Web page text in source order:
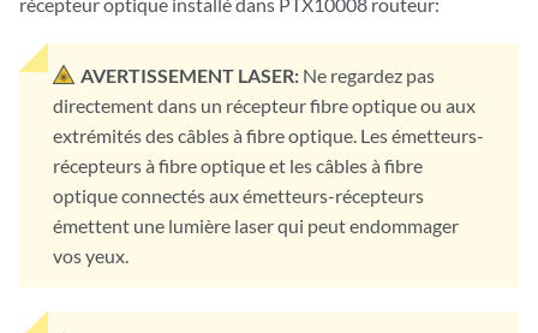
AVERTISSEMENT LASER: Ne regardez pas
directement dans un récepteur fibre optique ou aux
extrémités des câbles à fibre optique. Les émetteurs-
récepteurs à fibre optique et les câbles à fibre
optique connectés aux émetteurs-récepteurs
émettent une lumière laser qui peut endommager
vos yeux.